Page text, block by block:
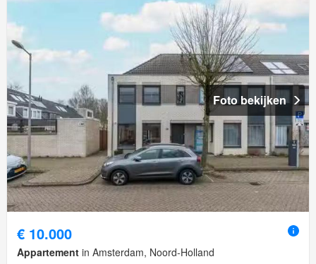
Foto bekijken
€ 10.000
Appartement in Amsterdam, Noord-Holland